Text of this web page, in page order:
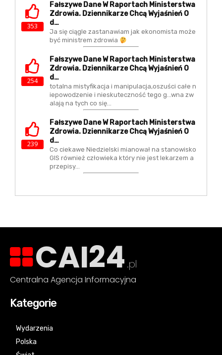
353
Fałszywe Dane W Raportach Ministerstwa
Zdrowia. Dziennikarze Chcą Wyjaśnień O
D…
Ja się ciągle zastanawiam jak ekonomista może
być ministrem zdrowia
254
Fałszywe Dane W Raportach Ministerstwa
Zdrowia. Dziennikarze Chcą Wyjaśnień O
D…
totalna mistyfikacja i manipulacja,oszuści całe n
iepowodzenie i nieskuteczność tego g...wna zw
alają na tych co się…
239
Fałszywe Dane W Raportach Ministerstwa
Zdrowia. Dziennikarze Chcą Wyjaśnień O
D…
Co ciekawe Niedzielski mianował na stanowisko
GIS również człowieka który nie jest lekarzem a
przepisy…
CAI24 .pl
Centralna Agencja Informacyjna
Kategorie
Wydarzenia
Polska